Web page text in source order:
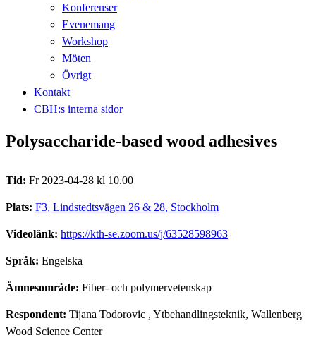
Konferenser
Evenemang
Workshop
Möten
Övrigt
Kontakt
CBH:s interna sidor
Polysaccharide-based wood adhesives
Tid: Fr 2023-04-28 kl 10.00
Plats: F3, Lindstedtsvägen 26 & 28, Stockholm
Videolänk: https://kth-se.zoom.us/j/63528598963
Språk: Engelska
Ämnesområde: Fiber- och polymervetenskap
Respondent: Tijana Todorovic , Ytbehandlingsteknik, Wallenberg
Wood Science Center